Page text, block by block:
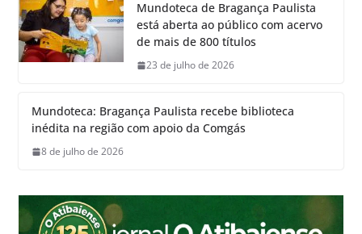
Mundoteca de Bragança Paulista
está aberta ao público com acervo
de mais de 800 títulos
23 de julho de 2026
Mundoteca: Bragança Paulista recebe biblioteca
inédita na região com apoio da Comgás
8 de julho de 2026